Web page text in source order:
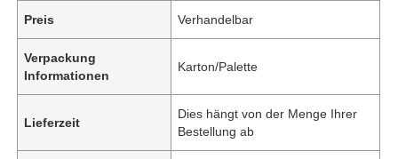
Preis Verhandelbar
Verpackung
Informationen
Karton/Palette
Lieferzeit
Dies hängt von der Menge Ihrer
Bestellung ab